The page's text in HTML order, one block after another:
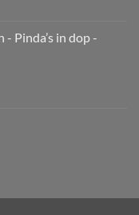
- Pinda’s in dop -